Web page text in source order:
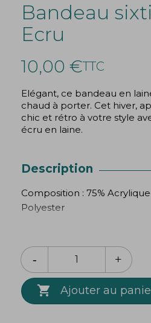
Bandeau
Ecru
10,00 €TTC
Elégant, ce bandeau en
chaud à porter. Cet hiver,
chic et rétro à votre style
écru en laine.
Description
Composition : 75%
Polyester
cm
 Ajouter au